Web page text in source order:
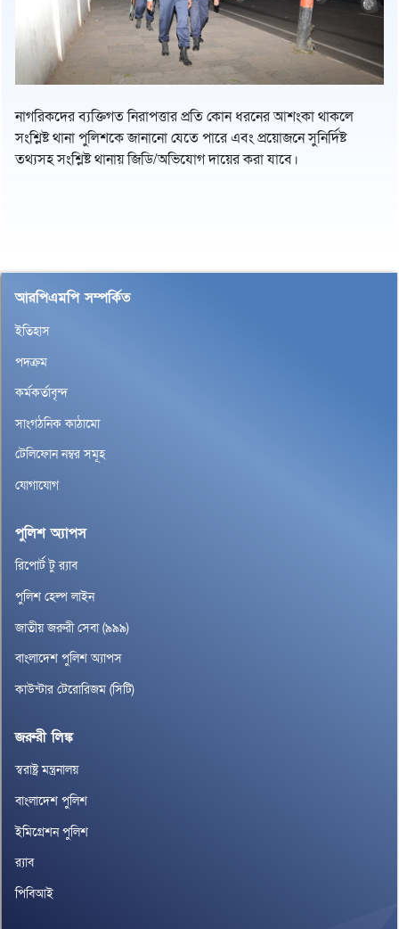
নাগরিকদের ব্যক্তিগত নিরাপত্তার প্রতি কোন ধরনের আশংকা থাকলে
সংশ্লিষ্ট থানা পুলিশকে জানানো যেতে পারে এবং প্রয়োজনে সুনির্দিষ্ট
তথ্যসহ সংশ্লিষ্ট থানায় জিডি/অভিযোগ দায়ের করা যাবে।
আরপিএমপি সম্পর্কিত
ইতিহাস
পদক্রম
কর্মকর্তাবৃন্দ
সাংগঠনিক কাঠামো
টেলিফোন নম্বর সমূহ
যোগাযোগ
পুলিশ অ্যাপস
রিপোর্ট টু র‌্যাব
পুলিশ হেল্প লাইন
জাতীয় জরুরী সেবা (৯৯৯)
বাংলাদেশ পুলিশ অ্যাপস
কাউন্টার টেরোরিজম (সিটি)
জরুরী লিঙ্ক
স্বরাষ্ট্র মন্ত্রনালয়
বাংলাদেশ পুলিশ
ইমিগ্রেশন পুলিশ
র‌্যাব
পিবিআই